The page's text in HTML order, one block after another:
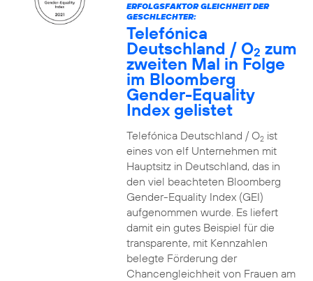
ERFOLGSFAKTOR GLEICHHEIT DER
GESCHLECHTER:
Telefónica
Deutschland / O2 zum
zweiten Mal in Folge
im Bloomberg
Gender-Equality
Index gelistet
Telefónica Deutschland / O2ist
eines von elf Unternehmen mit
Hauptsitz in Deutschland, das in
den viel beachteten Bloomberg
Gender-Equality Index (GEI)
aufgenommen wurde. Es liefert
damit ein gutes Beispiel für die
transparente, mit Kennzahlen
belegte Förderung der
Chancengleichheit von Frauen am